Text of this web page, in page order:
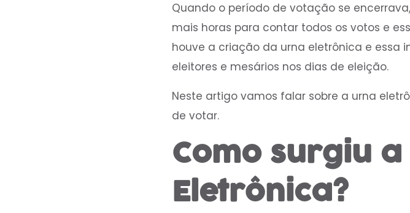
Quando o período de votação se
mais horas para contar todos os votos e
houve a criação da urna eletrônica e essa
eleitores e mesários nos dias de eleição.
Neste artigo vamos falar sobre a urna
de votar.
Como surgiu
Eletrônica?